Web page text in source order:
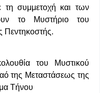
συμμετοχή και των
το Μυστήριο του
Πεντηκοστής.
του Μυστικού
της Μεταστάσεως της
Τήνου